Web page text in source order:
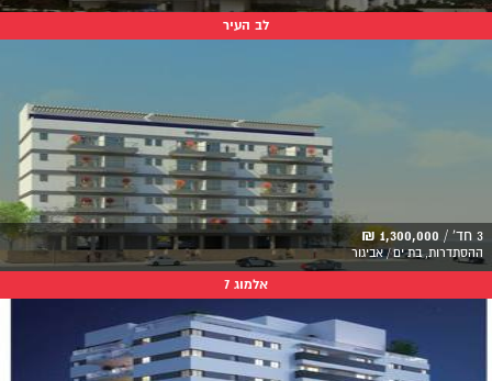
לב העיר
3 חד' / 1,300,000 ₪
ההסתדרות, בת ים / אביגור
אלמוג 7